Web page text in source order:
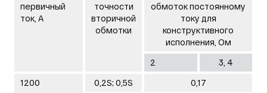
первичный
ток, А
точности
вторичной
обмотки
обмоток постоянному
току для
конструктивного
исполнения, Ом
2
3, 4
1200
0,2S; 0,5S 0,17